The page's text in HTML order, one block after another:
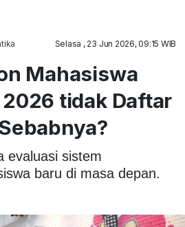
Selasa , 23 Jun 2026, 09:15 WIB
Mahasiswa
2026 tidak Daftar
evaluasi sistem
baru di masa depan.